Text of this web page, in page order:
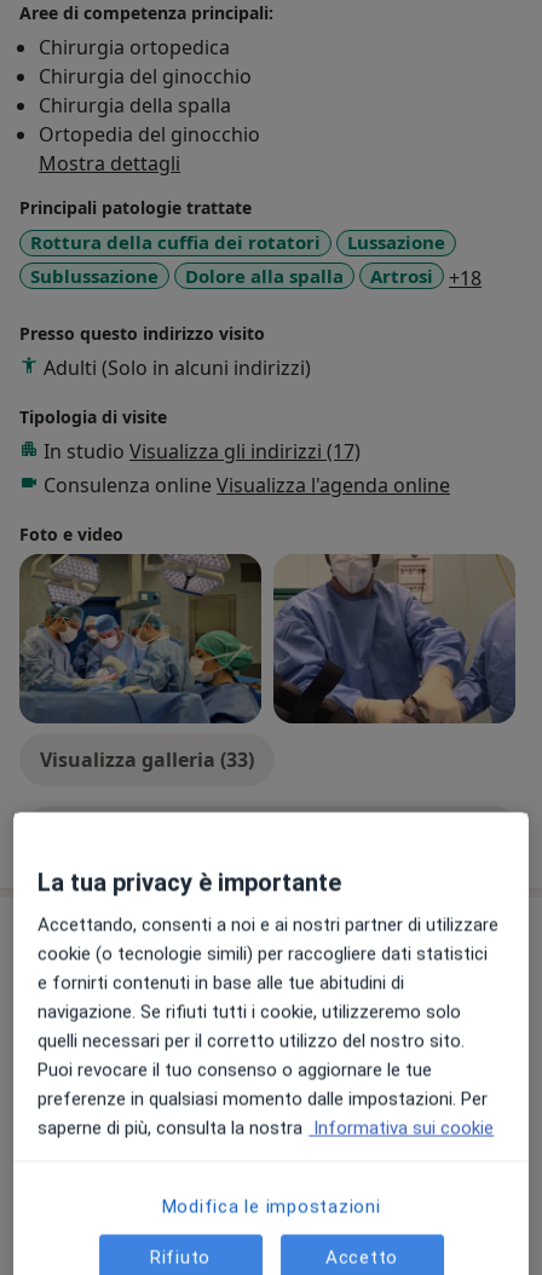
invasive nella mia pratica chirurgica, e procedure
robotiche in casi selezionati. Sono socio delle principali
società ortopediche nazionali e internazionali, tutor e
docente per i corsi di chirurgia mininvasiva e protesica
su cadavere in Italia, e Teacher Accreditato per la
società internazionale ESSKA. In tema di ricerca sono
impegnato attivamente nello studio e nel
perfezionamento dei trattamenti per l'artrosi di spalla
e ginocchio, le lesioni della cuffia dei rotatori, dei
menischi, dei legamenti crociati, e della cartilaginee, e
pubblicando diversi articoli su riviste di settore
indicizzate, capitoli di libri, e partecipando a numerosi
congressi nazionali e internazionali presentando
relazioni orali e posters.
Aree di competenza principali:
Chirurgia ortopedica
Chirurgia del ginocchio
Chirurgia della spalla
Ortopedia del ginocchio
Mostra dettagli
Principali patologie trattate
Rottura della cuffia dei rotatori
Lussazione
Sublussazione
Dolore alla spalla Artrosi +18
Presso questo indirizzo visito
Adulti (Solo in alcuni indirizzi)
Tipologia di visite
In studio Visualizza gli indirizzi (17)
Consulenza online Visualizza l'agenda online
Foto e video
Visualizza galleria (33)
Prestazioni e prezzi
Prima visita ortopedica
Da 77 € Dettagli Prenota una visita
Infiltrazione
50 € - 80 € Dettagli Prenota una visita
Dettagli Prenota una visita
La tua privacy è importante
Accettando, consenti a noi e ai nostri partner di utilizzare
cookie (o tecnologie simili) per raccogliere dati statistici
e fornirti contenuti in base alle tue abitudini di
navigazione. Se rifiuti tutti i cookie, utilizzeremo solo
quelli necessari per il corretto utilizzo del nostro sito.
Puoi revocare il tuo consenso o aggiornare le tue
preferenze in qualsiasi momento dalle impostazioni. Per
saperne di più, consulta la nostra Informativa sui cookie
Modifica le impostazioni
Rifiuto Accetto